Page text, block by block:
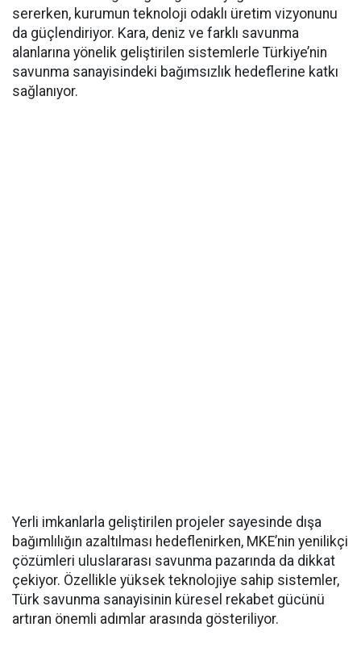
sererken, kurumun teknoloji odaklı üretim vizyonunu
da güçlendiriyor. Kara, deniz ve farklı savunma
alanlarına yönelik geliştirilen sistemlerle Türkiye’nin
savunma sanayisindeki bağımsızlık hedeflerine katkı
sağlanıyor.
Yerli imkanlarla geliştirilen projeler sayesinde dışa
bağımlılığın azaltılması hedeflenirken, MKE’nin yenilikçi
çözümleri uluslararası savunma pazarında da dikkat
çekiyor. Özellikle yüksek teknolojiye sahip sistemler,
Türk savunma sanayisinin küresel rekabet gücünü
artıran önemli adımlar arasında gösteriliyor.